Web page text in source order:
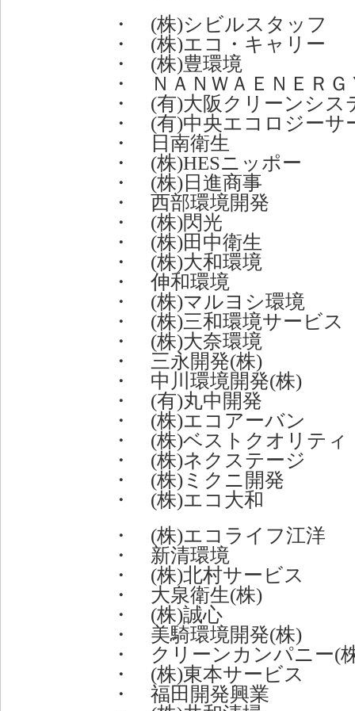
・ (株)シビルスタッフ
・ (株)エコ・キャリー
・ (株)豊環境
・ ＮＡＮＷＡＥＮＥＲＧ
・ (有)大阪クリーンシス
・ (有)中央エコロジーサ
・ 日南衛生
・ (株)HESニッポー
・ (株)日進商事
・ 西部環境開発
・ (株)閃光
・ (株)田中衛生
・ (株)大和環境
・ 伸和環境
・ (株)マルヨシ環境
・ (株)三和環境サービス
・ (株)大奈環境
・ 三永開発(株)
・ 中川環境開発(株)
・ (有)丸中開発
・ (株)エコアーバン
・ (株)ベストクオリティ
・ (株)ネクステージ
・ (株)ミクニ開発
・ (株)エコ大和
・ (株)エコライフ江洋
・ 新清環境
・ (株)北村サービス
・ 大泉衛生(株)
・ (株)誠心
・ 美騎環境開発(株)
・ クリーンカンパニー(
・ (株)東本サービス
・ 福田開発興業